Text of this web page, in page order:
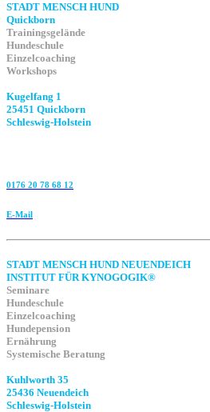
STADT MENSCH HUND
Quickborn
Trainingsgelände
Hundeschule
Einzelcoaching
Workshops
Kugelfang 1
25451 Quickborn
Schleswig-Holstein
0176 20 78 68 12
E-Mail
STADT MENSCH HUND NEUENDEICH
INSTITUT FÜR KYNOGOGIK®
Seminare
Hundeschule
Einzelcoaching
Hundepension
Ernährung
Systemische Beratung
Kuhlworth 35
25436 Neuendeich
Schleswig-Holstein